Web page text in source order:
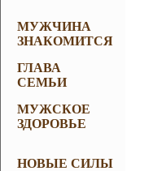
МУЖЧИНА
ЗНАКОМИТСЯ
ГЛАВА
СЕМЬИ
МУЖСКОЕ
ЗДОРОВЬЕ
НОВЫЕ СИЛЫ